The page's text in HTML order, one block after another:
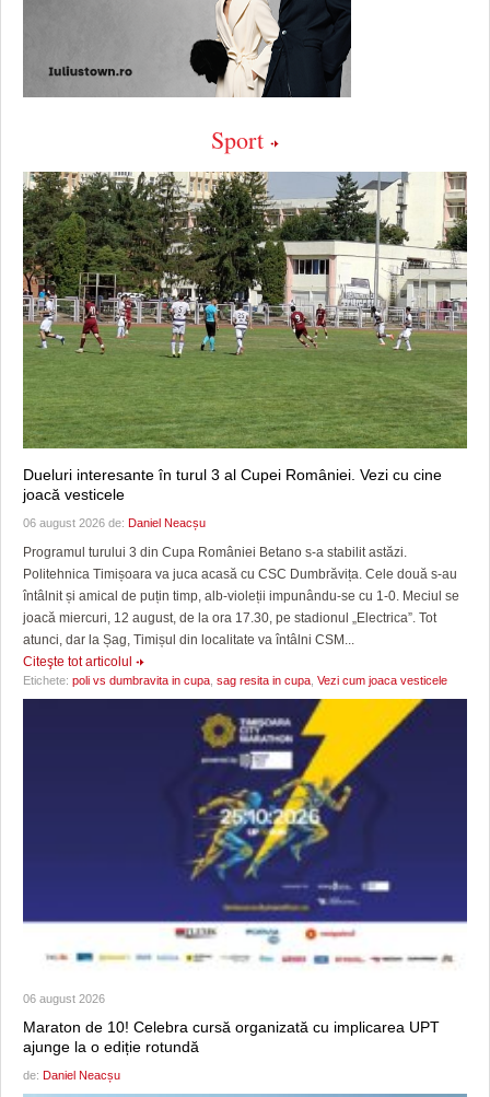
Sport
Dueluri interesante în turul 3 al Cupei României. Vezi cu cine
joacă vesticele
06 august 2026 de: Daniel Neacșu
Programul turului 3 din Cupa României Betano s-a stabilit astăzi.
Politehnica Timișoara va juca acasă cu CSC Dumbrăvița. Cele două s-au
întâlnit și amical de puțin timp, alb-violeții impunându-se cu 1-0. Meciul se
joacă miercuri, 12 august, de la ora 17.30, pe stadionul „Electrica”. Tot
atunci, dar la Șag, Timișul din localitate va întâlni CSM...
Citeşte tot articolul
Etichete: poli vs dumbravita in cupa sag resita in cupa Vezi cum joaca vesticele
06 august 2026
Maraton de 10! Celebra cursă organizată cu implicarea UPT
ajunge la o ediție rotundă
de: Daniel Neacșu